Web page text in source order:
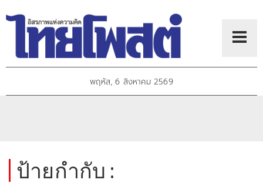
พฤหัส, 6 สิงหาคม 2569
ป้ายกำกับ :